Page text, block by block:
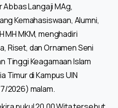
Abbas Langaji MAg,
Kemahasiswaan, Alumni,
MH MKM, menghadiri
Riset, dan Ornamen Seni
Tinggi Keagamaan Islam
Timur di Kampus UIN
2026) malam.